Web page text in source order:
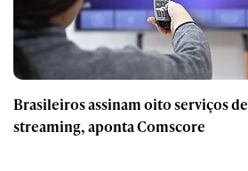
Brasileiros assinam oito serviços de
streaming, aponta Comscore